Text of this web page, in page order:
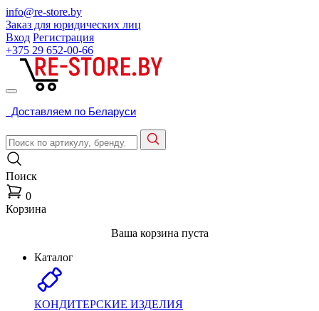
info@re-store.by
Заказ для юридических лиц
Вход Регистрация
+375 29 652-00-66
Доставляем по Беларуси
Поиск
0
Корзина
Ваша корзина пуста
Каталог
КОНДИТЕРСКИЕ ИЗДЕЛИЯ